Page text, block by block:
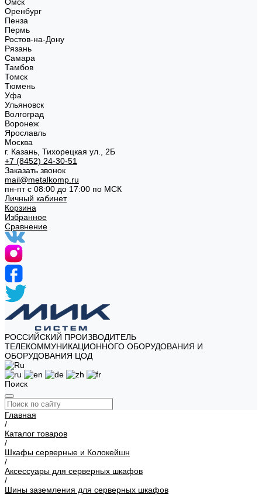
Оренбург
Пенза
Пермь
Ростов-на-Дону
Рязань
Самара
Тамбов
Томск
Тюмень
Уфа
Ульяновск
Волгоград
Воронеж
Ярославль
Москва
г. Казань, Тихорецкая ул., 2Б
+7 (8452) 24-30-51
Заказать звонок
mail@metalkomp.ru
пн-пт с 08:00 до 17:00 по МСК
Личный кабинет
Корзина
Избранное
Сравнение
РОССИЙСКИЙ ПРОИЗВОДИТЕЛЬ
ТЕЛЕКОММУНИКАЦИОННОГО ОБОРУДОВАНИЯ И
ОБОРУДОВАНИЯ ЦОД
Поиск
Главная
/
Каталог товаров
/
Шкафы серверные и Колокейшн
/
Аксессуары для серверных шкафов
/
Шины заземления для серверных шкафов